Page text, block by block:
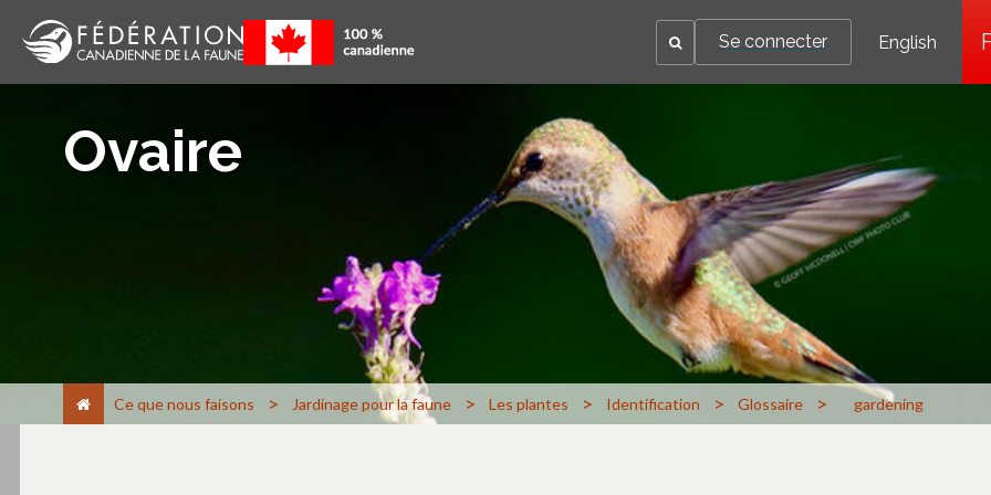
Se connecter English
Ovaire
Ce que nous faisons > Jardinage pour la faune > Les plantes > Identification > Glossaire > gardening